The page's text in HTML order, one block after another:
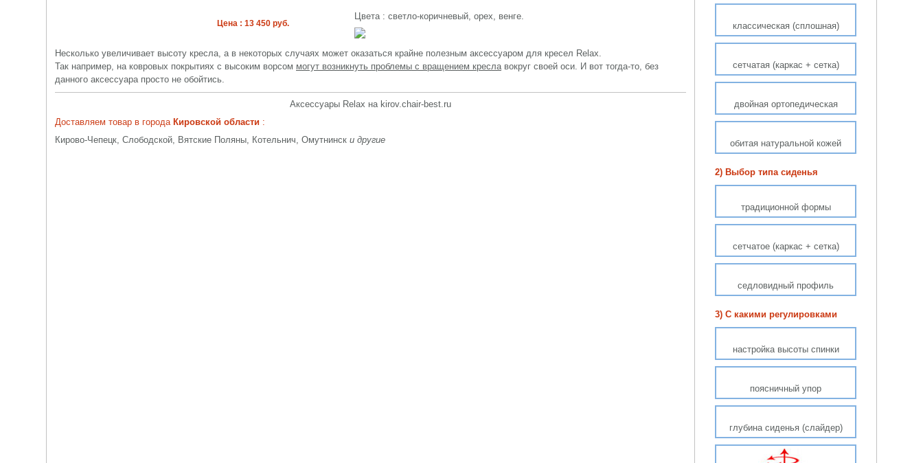
Цена : 13 450 руб.
Цвета : светло-коричневый, орех, венге.
Несколько увеличивает высоту кресла, а в некоторых случаях может оказаться крайне полезным аксессуаром для кресел Relax.
Так например, на ковровых покрытиях с высоким ворсом могут возникнуть проблемы с вращением креславокруг своей оси. И вот тогда-то, без
данного аксессуара просто не обойтись.
Аксессуары Relax на kirov.chair-best.ru
Доставляем товар в города Кировской области :
Кирово-Чепецк, Слободской, Вятские Поляны, Котельнич, Омутнинск и другие
классическая (сплошная)
сетчатая (каркас + сетка)
двойная ортопедическая
обитая натуральной кожей
2) Выбор типа сиденья
традиционной формы
сетчатое (каркас + сетка)
седловидный профиль
3) С какими регулировками
настройка высоты спинки
поясничный упор
глубина сиденья (слайдер)